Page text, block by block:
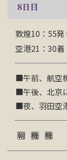
8日目
敦煌10：55発
空港21：30着
■午前、航空
■午後、北京
■夜、羽田空